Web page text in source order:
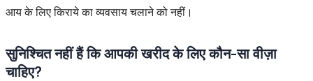
आय के लिए किराये का व्यवसाय चलाने को नहीं।
सुनिश्चित नहीं हैं कि आपकी खरीद के लिए कौन-सा वीज़ा
चाहिए?